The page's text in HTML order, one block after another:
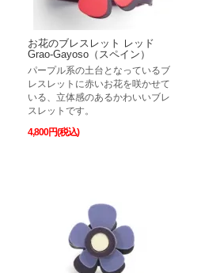
お花のブレスレット レッド
Grao-Gayoso（スペイン）
パープル系の土台となっているブ
レスレットに赤いお花を咲かせて
いる、立体感のあるかわいいブレ
スレットです。
4,800円(税込)